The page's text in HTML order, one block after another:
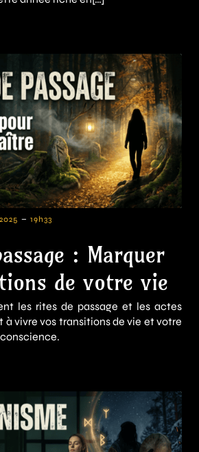
- 19h33
: Marquer
de votre vie
les rites de passage et les actes
à vivre vos transitions de vie et votre